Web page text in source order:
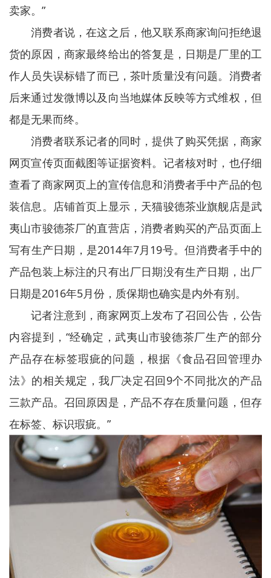
卖家。”
消费者说，在这之后，他又联系商家询问拒绝退
货的原因，商家最终给出的答复是，日期是厂里的工
作人员失误标错了而已，茶叶质量没有问题。消费者
后来通过发微博以及向当地媒体反映等方式维权，但
都是无果而终。
消费者联系记者的同时，提供了购买凭据，商家
网页宣传页面截图等证据资料。记者核对时，也仔细
查看了商家网页上的宣传信息和消费者手中产品的包
装信息。店铺首页上显示，天猫骏德茶业旗舰店是武
夷山市骏德茶厂的直营店，消费者购买的产品页面上
写有生产日期，是2014年7月19号。但消费者手中的
产品包装上标注的只有出厂日期没有生产日期，出厂
日期是2016年5月份，质保期也确实是内外有别。
记者注意到，商家网页上发布了召回公告，公告
内容提到，“经确定，武夷山市骏德茶厂生产的部分
产品存在标签瑕疵的问题，根据《食品召回管理办
法》的相关规定，我厂决定召回9个不同批次的产品
三款产品。召回原因是，产品不存在质量问题，但存
在标签、标识瑕疵。”